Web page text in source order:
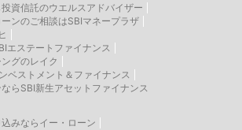
資信託のウエルスアドバイザー
ンのご相談はSBIマネープラザ
エステートファイナンス
グのレイク
ベストメント＆ファイナンス
らSBI新生アセットファイナンス
みならイー・ローン